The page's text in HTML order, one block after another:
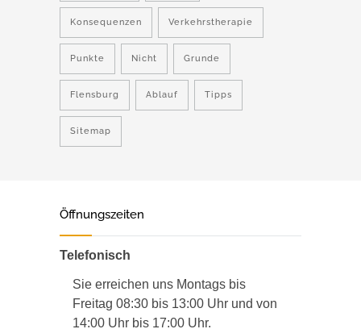
Konsequenzen Verkehrstherapie
Punkte Nicht Grunde
Flensburg Ablauf Tipps
Sitemap
Öffnungszeiten
Telefonisch
Sie erreichen uns Montags bis
Freitag 08:30 bis 13:00 Uhr und von
14:00 Uhr bis 17:00 Uhr.